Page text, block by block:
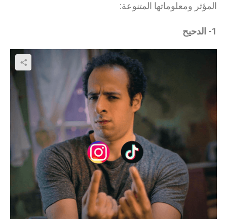
المؤثر ومعلوماتها المتنوعة:
1- الدحيح